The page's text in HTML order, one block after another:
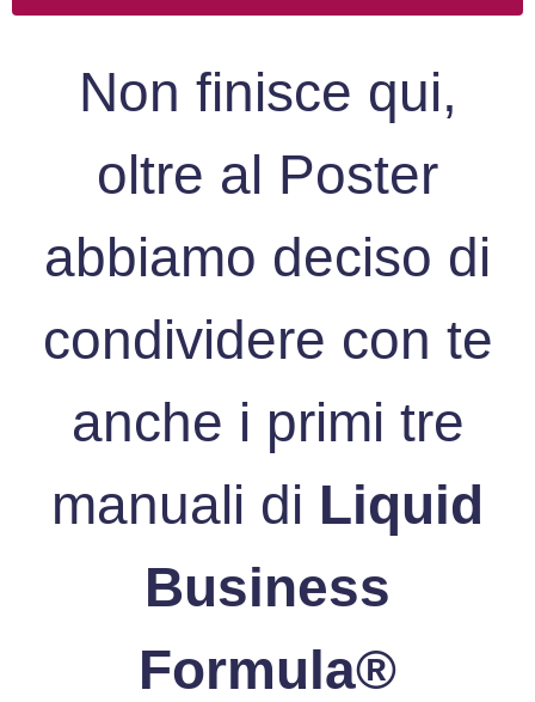
Non finisce qui,
oltre al Poster
abbiamo deciso di
condividere con te
anche i primi tre
manuali di Liquid
Business
Formula®